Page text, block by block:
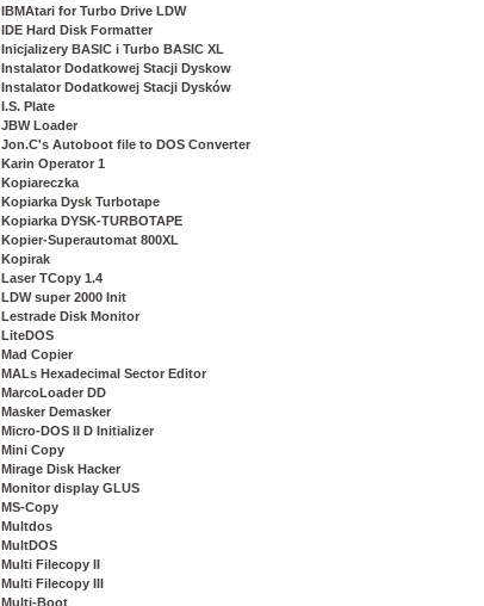
IBMAtari for Turbo Drive LDW
IDE Hard Disk Formatter
Inicjalizery BASIC i Turbo BASIC XL
Instalator Dodatkowej Stacji Dyskow
Instalator Dodatkowej Stacji Dysków
I.S. Plate
JBW Loader
Jon.C's Autoboot file to DOS Converter
Karin Operator 1
Kopiareczka
Kopiarka Dysk Turbotape
Kopiarka DYSK-TURBOTAPE
Kopier-Superautomat 800XL
Kopirak
Laser TCopy 1.4
LDW super 2000 Init
Lestrade Disk Monitor
LiteDOS
Mad Copier
MALs Hexadecimal Sector Editor
MarcoLoader DD
Masker Demasker
Micro-DOS II D Initializer
Mini Copy
Mirage Disk Hacker
Monitor display GLUS
MS-Copy
Multdos
MultDOS
Multi Filecopy II
Multi Filecopy III
Multi-Boot